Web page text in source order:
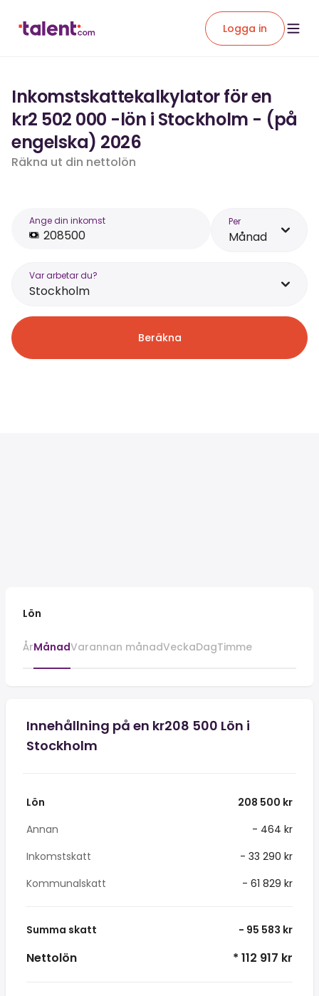
Logga in
Inkomstskattekalkylator för en
kr2 502 000 -lön i Stockholm - (på
engelska) 2026
Räkna ut din nettolön
Ange din inkomst Per
Månad
Var arbetar du?
Stockholm
Beräkna
Lön
ÅrMånadVarannan månadVeckaDagTimme
Innehållning på en kr208 500 Lön i
Stockholm
Lön
208 500 kr
Annan
- 464 kr
Inkomstskatt
- 33 290 kr
Kommunalskatt
- 61 829 kr
Summa skatt - 95 583 kr
Nettolön * 112 917 kr